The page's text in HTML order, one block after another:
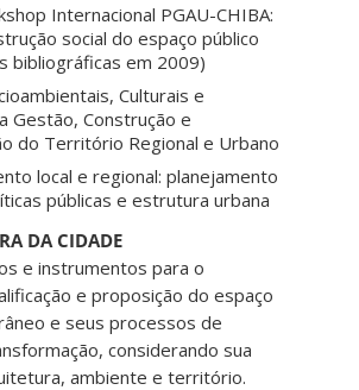
Internacional PGAU-CHIBA:
social do espaço público
bibliográficas em 2009)
Culturais e
Gestão, Construção e
do Território Regional e Urbano
local e regional: planejamento
públicas e estrutura urbana
DA CIDADE
e instrumentos para o
e proposição do espaço
e seus processos de
considerando sua
ambiente e território.